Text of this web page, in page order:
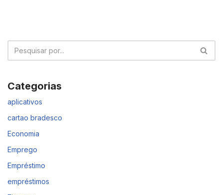
Categorias
aplicativos
cartao bradesco
Economia
Emprego
Empréstimo
empréstimos